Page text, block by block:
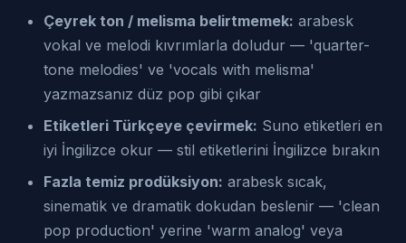
Çeyrek ton / melisma belirtmemek: arabesk
vokal ve melodi kıvrımlarla doludur — 'quarter-
tone melodies' ve 'vocals with melisma'
yazmazsanız düz pop gibi çıkar
Etiketleri Türkçeye çevirmek: Suno etiketleri en
iyi İngilizce okur — stil etiketlerini İngilizce bırakın
Fazla temiz prodüksiyon: arabesk sıcak,
sinematik ve dramatik dokudan beslenir — 'clean
pop production' yerine 'warm analog' veya